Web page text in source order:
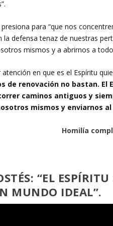
para “que nos
la defensa tenaz de nuestras
mismos y a abrirnos a
en que es el Espíritu
de renovación no bastan. El
caminos antiguos y
mismos y enviarnos al
Homilía
“EL
MUNDO IDEAL”.